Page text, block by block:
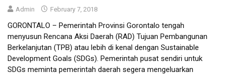
Admin February 7, 2018
GORONTALO – Pemerintah Provinsi Gorontalo tengah
menyusun Rencana Aksi Daerah (RAD) Tujuan Pembangunan
Berkelanjutan (TPB) atau lebih di kenal dengan Sustainable
Development Goals (SDGs). Pemerintah pusat sendiri untuk
SDGs meminta pemerintah daerah segera mengeluarkan